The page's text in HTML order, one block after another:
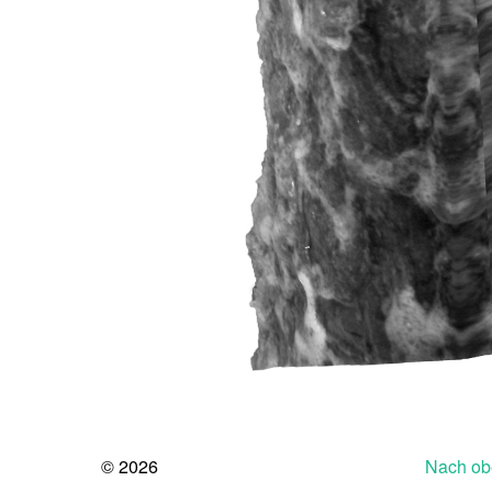
© 2026 Nach